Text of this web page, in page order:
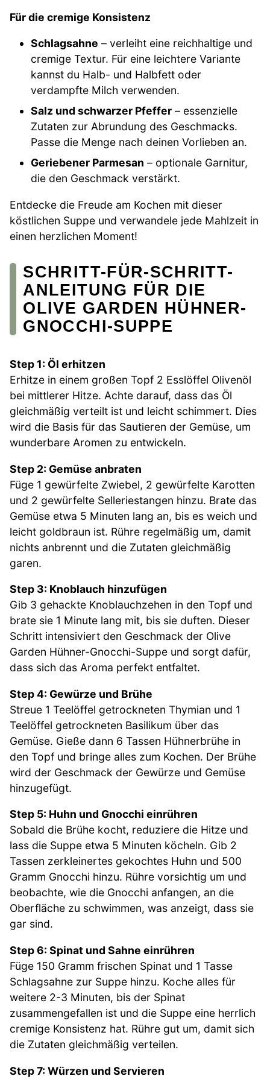
Für die cremige Konsistenz
Schlagsahne – verleiht eine reichhaltige und
cremige Textur. Für eine leichtere Variante
kannst du Halb- und Halbfett oder
verdampfte Milch verwenden.
Salz und schwarzer Pfeffer – essenzielle
Zutaten zur Abrundung des Geschmacks.
Passe die Menge nach deinen Vorlieben an.
Geriebener Parmesan – optionale Garnitur,
die den Geschmack verstärkt.
Entdecke die Freude am Kochen mit dieser
köstlichen Suppe und verwandele jede Mahlzeit in
einen herzlichen Moment!
SCHRITT-FÜR-SCHRITT-
ANLEITUNG FÜR DIE
OLIVE GARDEN HÜHNER-
GNOCCHI-SUPPE
Step 1: Öl erhitzen
Erhitze in einem großen Topf 2 Esslöffel Olivenöl
bei mittlerer Hitze. Achte darauf, dass das Öl
gleichmäßig verteilt ist und leicht schimmert. Dies
wird die Basis für das Sautieren der Gemüse, um
wunderbare Aromen zu entwickeln.
Step 2: Gemüse anbraten
Füge 1 gewürfelte Zwiebel, 2 gewürfelte Karotten
und 2 gewürfelte Selleriestangen hinzu. Brate das
Gemüse etwa 5 Minuten lang an, bis es weich und
leicht goldbraun ist. Rühre regelmäßig um, damit
nichts anbrennt und die Zutaten gleichmäßig
garen.
Step 3: Knoblauch hinzufügen
Gib 3 gehackte Knoblauchzehen in den Topf und
brate sie 1 Minute lang mit, bis sie duften. Dieser
Schritt intensiviert den Geschmack der Olive
Garden Hühner-Gnocchi-Suppe und sorgt dafür,
dass sich das Aroma perfekt entfaltet.
Step 4: Gewürze und Brühe
Streue 1 Teelöffel getrockneten Thymian und 1
Teelöffel getrockneten Basilikum über das
Gemüse. Gieße dann 6 Tassen Hühnerbrühe in
den Topf und bringe alles zum Kochen. Der Brühe
wird der Geschmack der Gewürze und Gemüse
hinzugefügt.
Step 5: Huhn und Gnocchi einrühren
Sobald die Brühe kocht, reduziere die Hitze und
lass die Suppe etwa 5 Minuten köcheln. Gib 2
Tassen zerkleinertes gekochtes Huhn und 500
Gramm Gnocchi hinzu. Rühre vorsichtig um und
beobachte, wie die Gnocchi anfangen, an die
Oberfläche zu schwimmen, was anzeigt, dass sie
gar sind.
Step 6: Spinat und Sahne einrühren
Füge 150 Gramm frischen Spinat und 1 Tasse
Schlagsahne zur Suppe hinzu. Koche alles für
weitere 2-3 Minuten, bis der Spinat
zusammengefallen ist und die Suppe eine herrlich
cremige Konsistenz hat. Rühre gut um, damit sich
die Zutaten gleichmäßig verteilen.
Step 7: Würzen und Servieren